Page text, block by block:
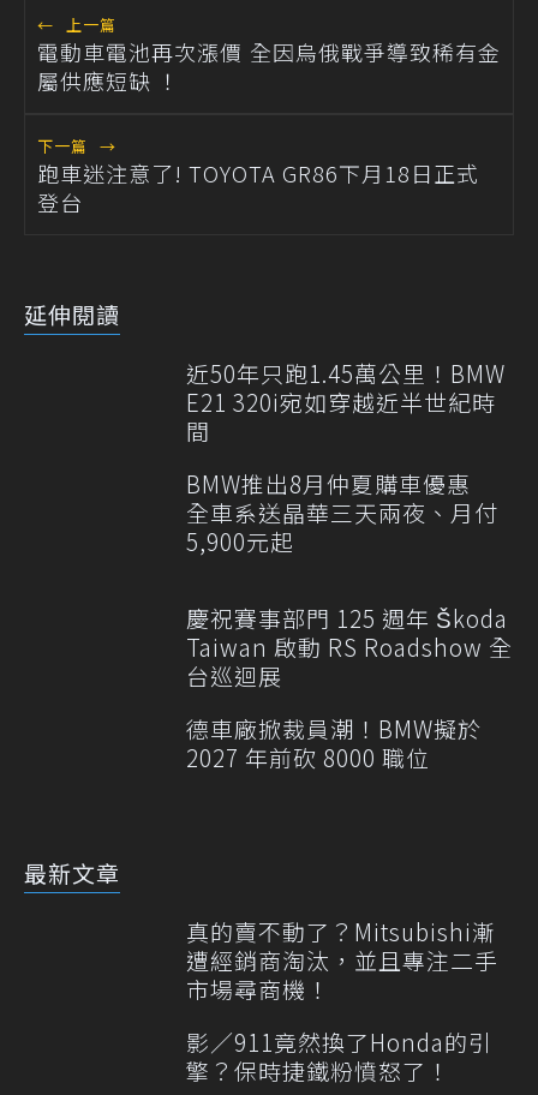
← 上一篇
電動車電池再次漲價 全因烏俄戰爭導致稀有金
屬供應短缺 ！
下一篇 →
跑車迷注意了! TOYOTA GR86下月18日正式
登台
延伸閱讀
近50年只跑1.45萬公里！BMW
E21 320i宛如穿越近半世紀時
間
BMW推出8月仲夏購車優惠
全車系送晶華三天兩夜、月付
5,900元起
慶祝賽事部門 125 週年 Škoda
Taiwan 啟動 RS Roadshow 全
台巡迴展
德車廠掀裁員潮！BMW擬於
2027 年前砍 8000 職位
最新文章
真的賣不動了？Mitsubishi漸
遭經銷商淘汰，並且專注二手
市場尋商機！
影／911竟然換了Honda的引
擎？保時捷鐵粉憤怒了！